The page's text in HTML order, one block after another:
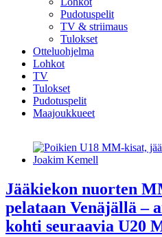
Pudotuspelit
TV & striimaus
Tulokset
Otteluohjelma
Lohkot
TV
Tulokset
Pudotuspelit
Maajoukkueet
Jääkiekon nuorten
pelataan Venäjällä –
kohti seuraavia U20